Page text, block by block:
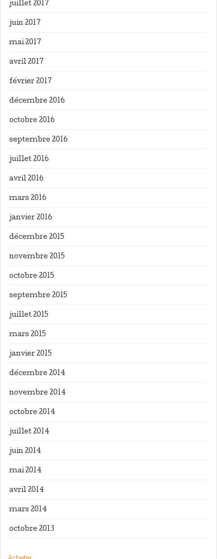
juillet 2017
juin 2017
mai 2017
avril 2017
février 2017
décembre 2016
octobre 2016
septembre 2016
juillet 2016
avril 2016
mars 2016
janvier 2016
décembre 2015
novembre 2015
octobre 2015
septembre 2015
juillet 2015
mars 2015
janvier 2015
décembre 2014
novembre 2014
octobre 2014
juillet 2014
juin 2014
mai 2014
avril 2014
mars 2014
octobre 2013